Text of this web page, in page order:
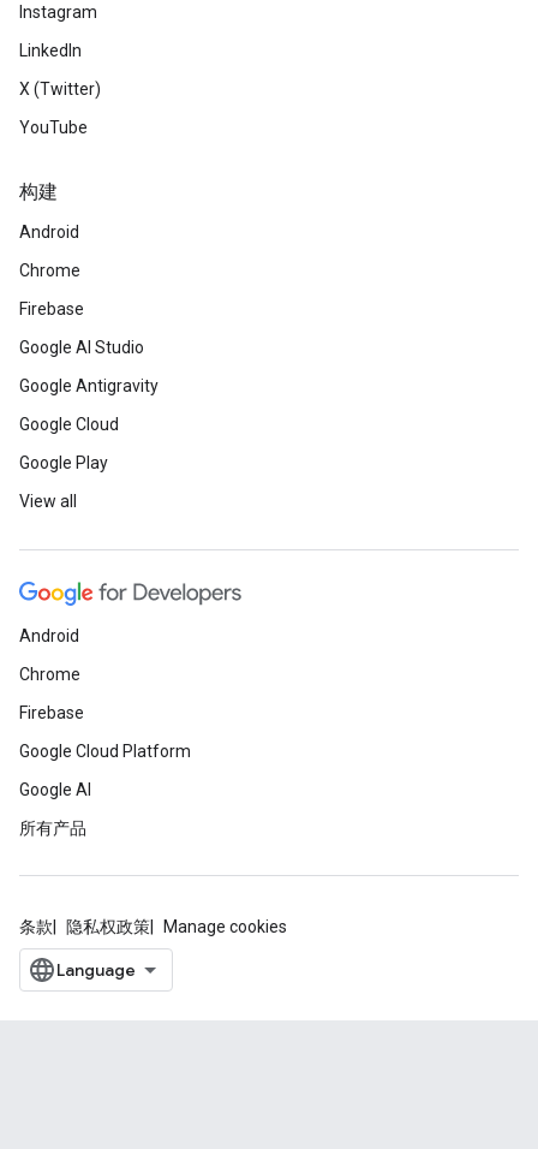
Instagram
LinkedIn
X (Twitter)
YouTube
构建
Android
Chrome
Firebase
Google AI Studio
Google Antigravity
Google Cloud
Google Play
View all
Android
Chrome
Firebase
Google Cloud Platform
Google AI
所有产品
条款 隐私权政策 Manage cookies